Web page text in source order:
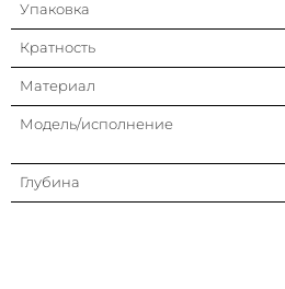
Упаковка
Кратность
Материал
Модель/исполнение
Глубина